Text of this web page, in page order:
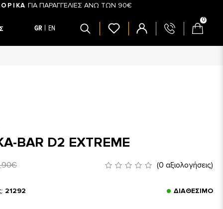
ΓΙΑ ΠΑΡΑΓΓΕΛΙΕΣ ΑΝΩ ΤΩΝ 90€
GR EN
0
BAR D2 EXTREME
(0 αξιολογήσεις)
21292 ΔΙΑΘΈΣΙΜΟ